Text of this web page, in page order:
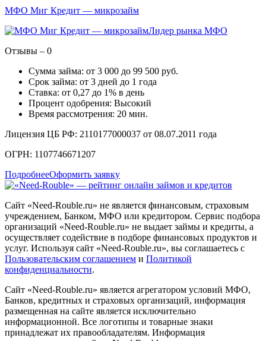
МФО Миг Кредит — микрозайм
Лидер рынка МФО
Отзывы – 0
Сумма займа: от 3 000 до 99 500 руб.
Срок займа: от 3 дней до 1 года
Ставка: от 0,27 до 1% в день
Процент одобрения: Высокий
Время рассмотрения: 20 мин.
Лицензия ЦБ РФ: 2110177000037 от 08.07.2011 года
ОГРН: 1107746671207
ПодробнееОформить заявку
Сайт «Need-Rouble.ru» не является финансовым, страховым
учреждением, Банком, МФО или кредитором. Сервис подбора
организаций «Need-Rouble.ru» не выдает займы и кредиты, а
осуществляет содействие в подборе финансовых продуктов и
услуг. Используя сайт «Need-Rouble.ru», вы соглашаетесь с
Пользовательским соглашением и Политикой
конфиденциальности.
Сайт «Need-Rouble.ru» является агрегатором условий МФО,
Банков, кредитных и страховых организаций, информация
размещенная на сайте является исключительно
информационной. Все логотипы и товарные знаки
принадлежат их правообладателям. Информация